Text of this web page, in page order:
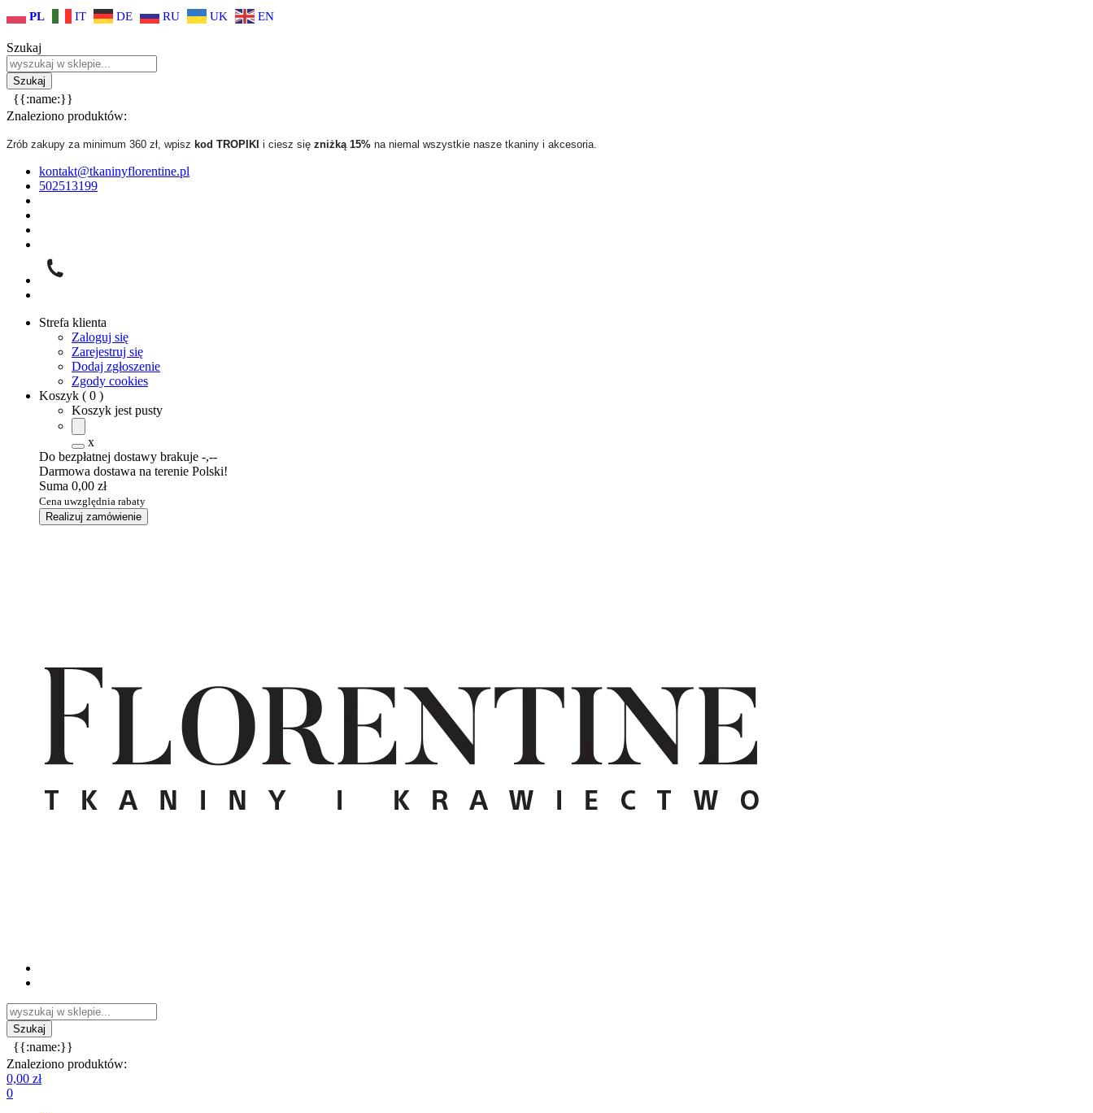
PL IT DE RU UK EN
Szukaj
{{:name:}}
Znaleziono produktów:
Zrób zakupy za minimum 360 zł, wpisz kod TROPIKI i ciesz się zniżką 15% na niemal wszystkie nasze tkaniny i akcesoria.
kontakt@tkaninyflorentine.pl
502513199
Strefa klienta
Zaloguj się
Zarejestruj się
Dodaj zgłoszenie
Zgody cookies
Koszyk ( 0 )
Koszyk jest pusty
x
Do bezpłatnej dostawy brakuje -,--
Darmowa dostawa na terenie Polski!
Suma 0,00 zł
Cena uwzględnia rabaty
Realizuj zamówienie
{{:name:}}
Znaleziono produktów:
0,00 zł
0